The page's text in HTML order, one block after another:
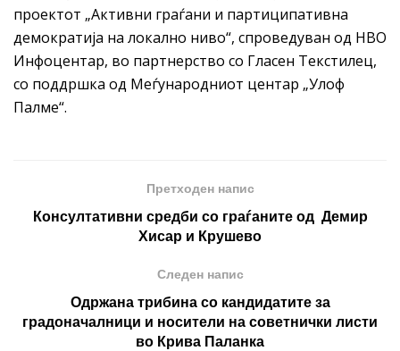
проектот „Активни граѓани и партиципативна
демократија на локално ниво“, спроведуван од НВО
Инфоцентар, во партнерство со Гласен Текстилец,
со поддршка од Меѓународниот центар „Улоф
Палме“.
Претходен напис
Консултативни средби со граѓаните од Демир
Хисар и Крушево
Следен напис
Одржана трибина со кандидатите за
градоначалници и носители на советнички листи
во Крива Паланка